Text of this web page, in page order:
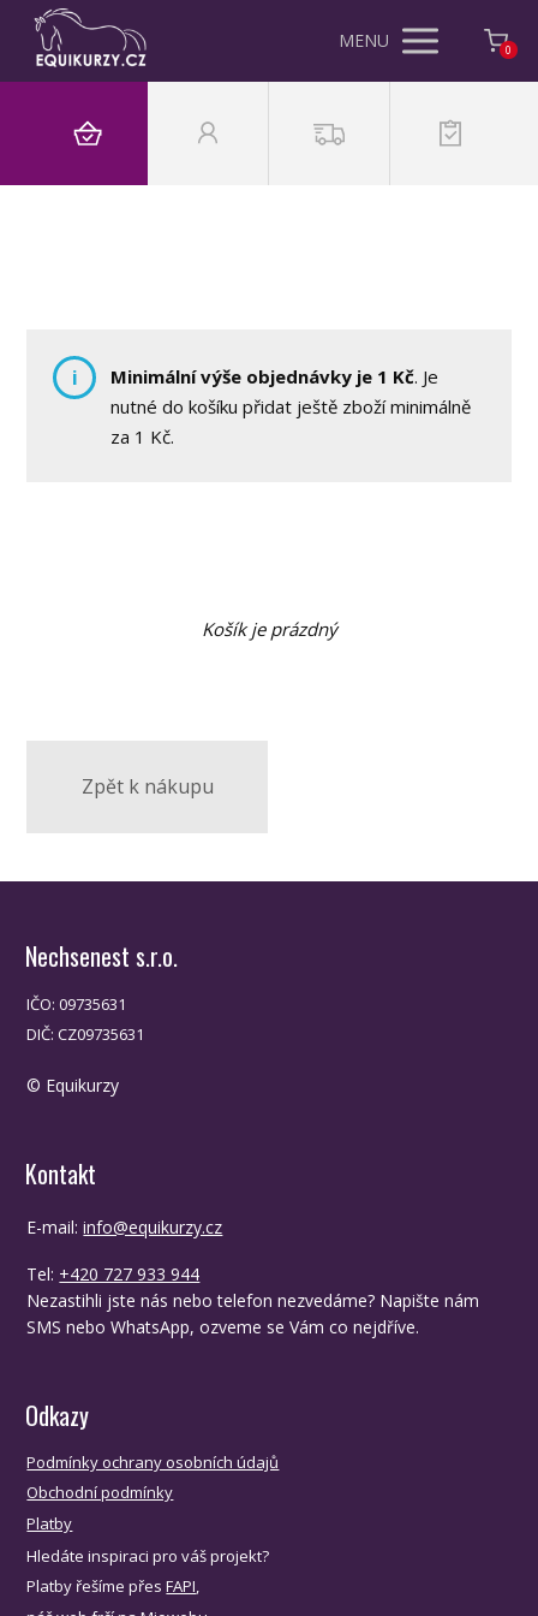
MENU 0
i Minimální výše objednávky je 1 Kč. Je
nutné do košíku přidat ještě zboží minimálně
za 1 Kč.
Košík je prázdný
Zpět k nákupu
Nechsenest s.r.o.
IČO: 09735631
DIČ: CZ09735631
© Equikurzy
Kontakt
E-mail:info@equikurzy.cz
Tel: +420 727 933 944
Nezastihli jste nás nebo telefon nezvedáme? Napište nám
SMS nebo WhatsApp, ozveme se Vám co nejdříve.
Odkazy
Podmínky ochrany osobních údajů
Obchodní podmínky
Platby
Hledáte inspiraci pro váš projekt?
Platby řešíme přesFAPI,